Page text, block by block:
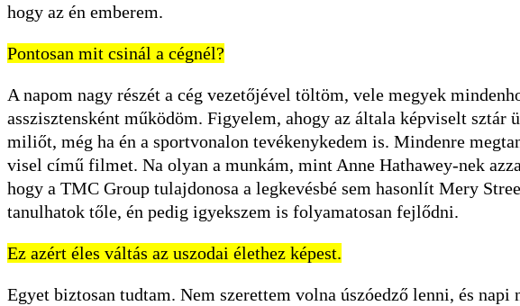
hogy az én emberem.
Pontosan mit csinál a cégnél?
A napom nagy részét a cég vezetőjével töltöm, vele megyek
asszisztensként működöm. Figyelem, ahogy az általa képviselt sztár
miliőt, még ha én a sportvonalon tevékenykedem is. Mindenre
visel című filmet. Na olyan a munkám, mint Anne Hathawey-nek
hogy a TMC Group tulajdonosa a legkevésbé sem hasonlít Mery
tanulhatok tőle, én pedig igyekszem is folyamatosan fejlődni.
Ez azért éles váltás az uszodai élethez képest.
Egyet biztosan tudtam. Nem szerettem volna úszóedző lenni, és